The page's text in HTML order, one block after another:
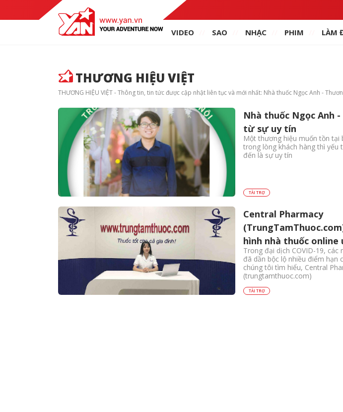
VIDEO SAO NHẠC PHIM LÀM
THƯƠNG HIỆU VIỆT
THƯƠNG HIỆU VIỆT - Thông tin, tin tức được cập nhật liên tục và mới nhất: Nhà thuốc Ngọc Anh -
Nhà thuốc Ngọc Anh
từ sự uy tín
Một thương hiệu muốn tồn tại
trong lòng khách hàng thì yếu
đến là sự uy tín
TÀI TRỢ
Central Pharmacy
hình nhà thuốc online
Trong đại dịch COVID-19, các
đã dần bộc lộ nhiều điểm hạn
chúng tôi tìm hiểu, Central
(trungtamthuoc.com)
TÀI TRỢ